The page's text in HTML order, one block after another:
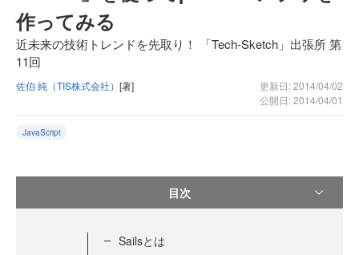
作ってみる
近未来の技術トレンドを先取り！ 「Tech-Sketch」出張所 第
11回
佐伯 純（TIS株式会社） [著]
更新日: 2014/04/02
公開日: 2014/04/01
JavaScript
目次
Sailsとは